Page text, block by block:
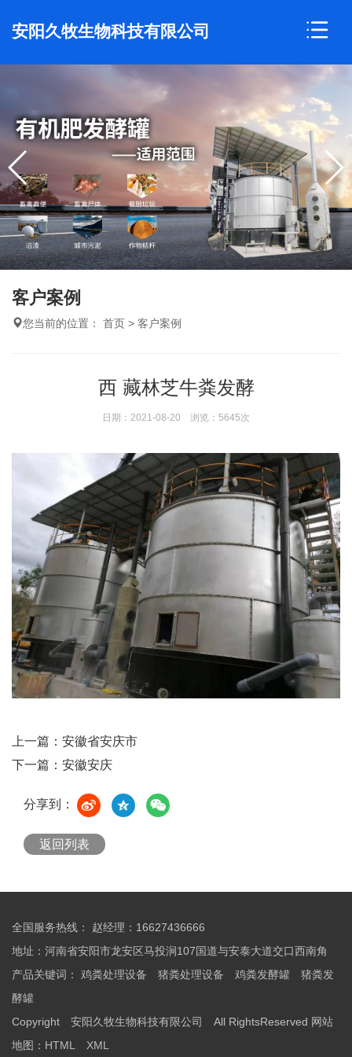
安阳久牧生物科技有限公司
客户案例
您当前的位置： 首页 > 客户案例
西 藏林芝牛粪发酵
日期：2021-08-20 浏览：5645次
上一篇： 安徽省安庆市
下一篇： 安徽安庆
分享到：
返回列表
全国服务热线： 赵经理：16627436666
地址：河南省安阳市龙安区马投涧107国道与安泰大道交口西南角
产品关键词： 鸡粪处理设备 猪粪处理设备 鸡粪发酵罐
猪粪发
酵罐
Copyright 安阳久牧生物科技有限公司 All RightsReserved 网站
地图： HTML XML